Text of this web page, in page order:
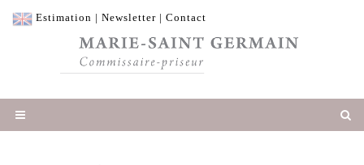
Estimation | Newsletter | Contact